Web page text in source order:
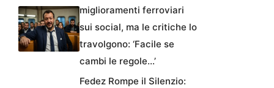
miglioramenti ferroviari
sui social, ma le critiche lo
travolgono: ‘Facile se
cambi le regole…’
Fedez Rompe il Silenzio: